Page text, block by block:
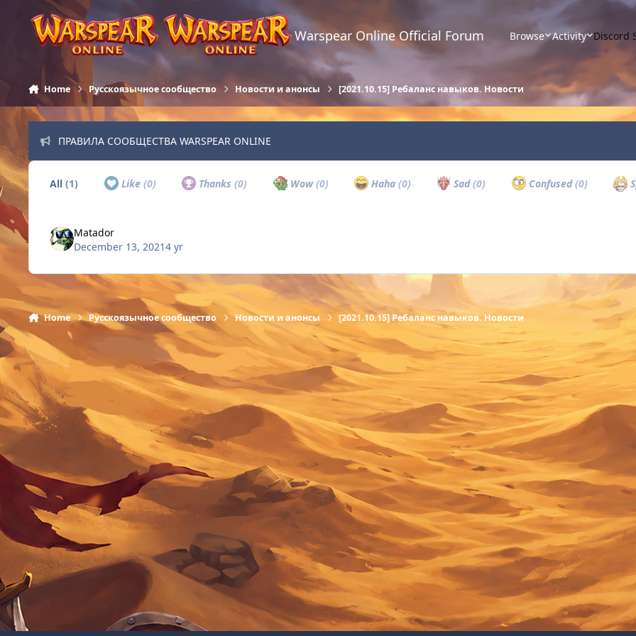
Skip to content
Warspear Online Official Forum Browse Activity Discord
Home Русскоязычное сообщество Новости и анонсы [2021.10.15] Ребаланс навыков. Новости
ПРАВИЛА СООБЩЕСТВА WARSPEAR ONLINE
All(1) Like (0) Thanks(0) Wow(0) Haha (0) Sad(0) Confused(0)
Matador
December 13, 20214 yr
Home Русскоязычное сообщество Новости и анонсы [2021.10.15] Ребаланс навыков. Новости